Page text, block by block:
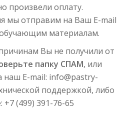
произвели оплату.
мы отправим на Ваш E-mail
материалам.
Вы не получили от
папку СПАМ, или
наш E-mail: info@pastry-
поддержкой, либо
+7 (499) 391-76-65